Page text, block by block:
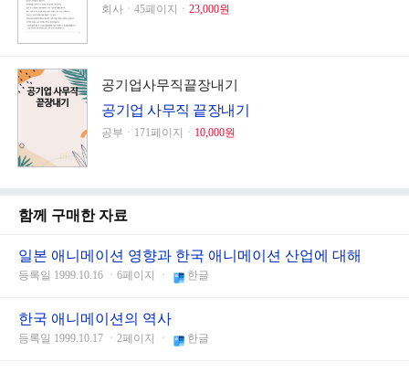
회사ㆍ45페이지ㆍ 23,000원
공기업사무직끝장내기
공기업 사무직 끝장내기
공부ㆍ171페이지ㆍ 10,000원
함께 구매한 자료
일본 애니메이션 영향과 한국 애니메이션 산업에 대해
등록일 1999.10.16 ㆍ6페이지 ㆍ 한글
한국 애니메이션의 역사
등록일 1999.10.17 ㆍ2페이지 ㆍ 한글